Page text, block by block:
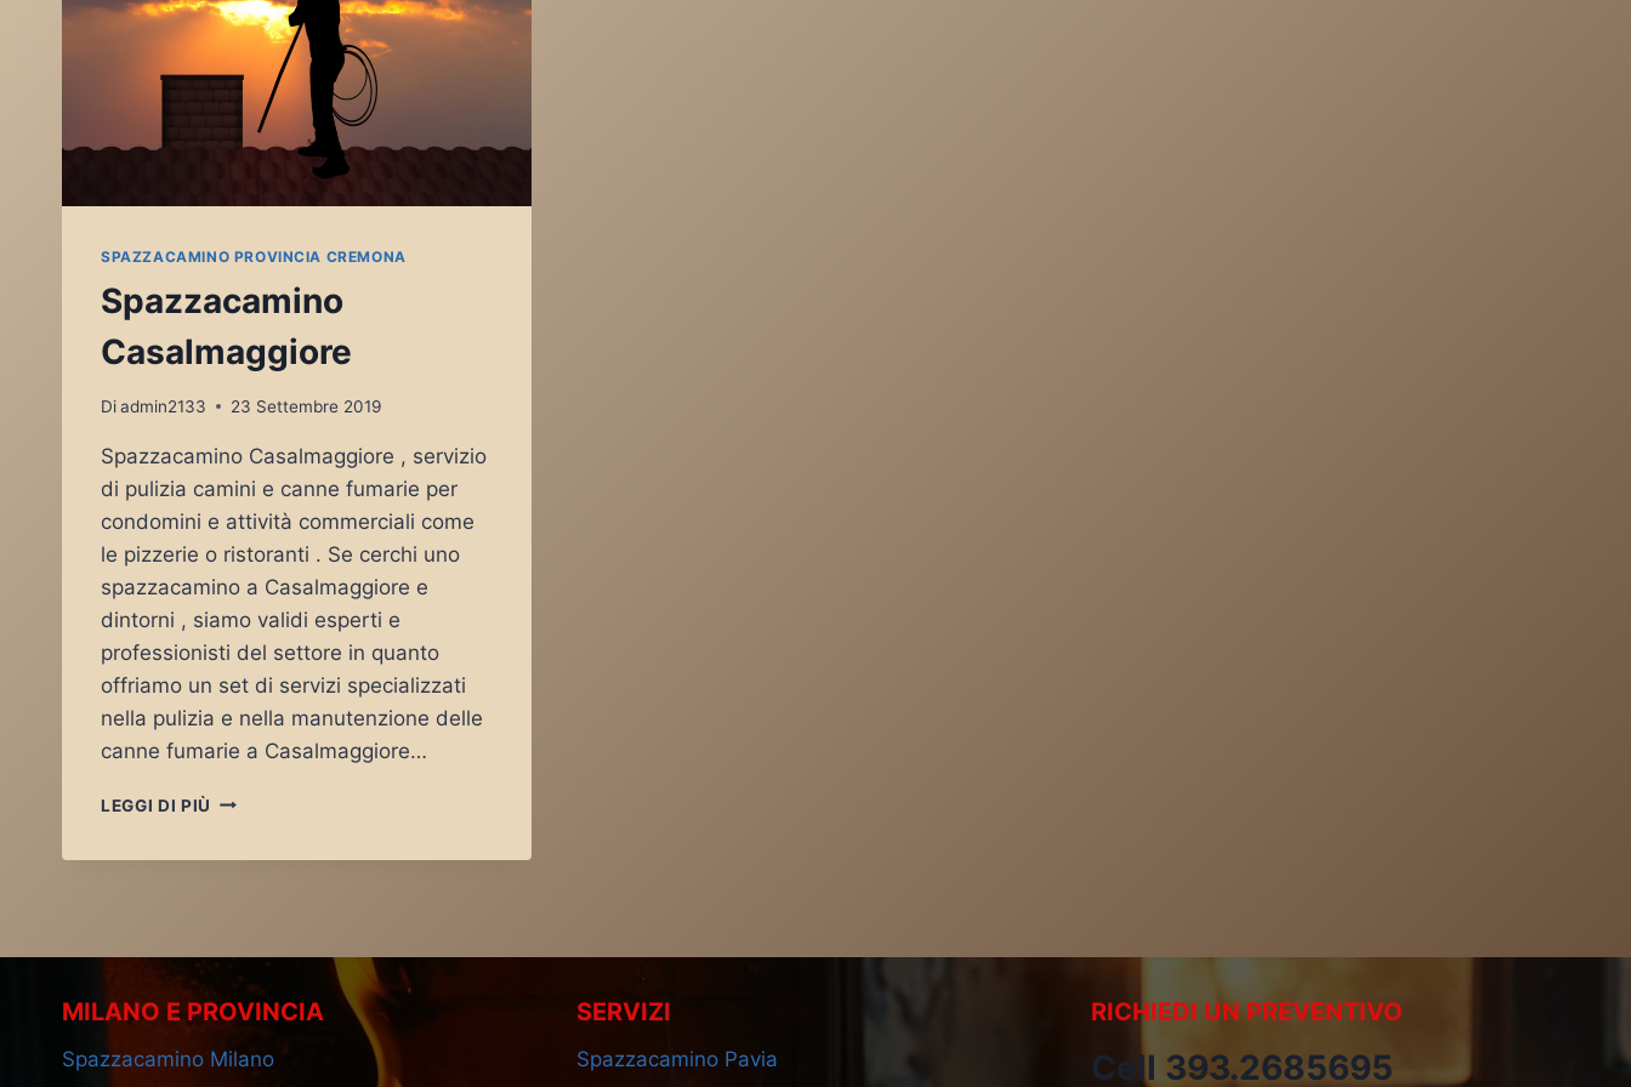
SPAZZACAMINO PROVINCIA CREMONA
Spazzacamino
Casalmaggiore
Diadmin2133 23 Settembre 2019
Spazzacamino Casalmaggiore , servizio
di pulizia camini e canne fumarie per
condomini e attività commerciali come
le pizzerie o ristoranti . Se cerchi uno
spazzacamino a Casalmaggiore e
dintorni , siamo validi esperti e
professionisti del settore in quanto
offriamo un set di servizi specializzati
nella pulizia e nella manutenzione delle
canne fumarie a Casalmaggiore…
LEGGI DI PIÙ SPAZZACAMINO
MILANO E PROVINCIA
Spazzacamino Milano
SERVIZI
Spazzacamino Pavia
RICHIEDI UN PREVENTIVO
Cell 393.2685695